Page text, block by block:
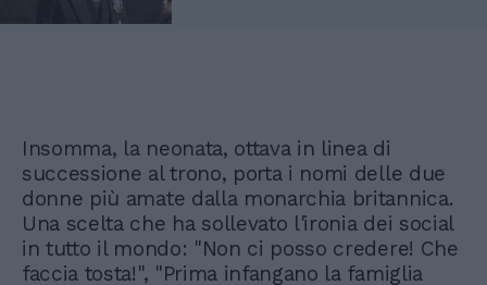
Insomma, la neonata, ottava in linea di
successione al trono, porta i nomi delle due
donne più amate dalla monarchia britannica.
Una scelta che ha sollevato l'ironia dei social
in tutto il mondo: "Non ci posso credere! Che
faccia tosta!", "Prima infangano la famiglia